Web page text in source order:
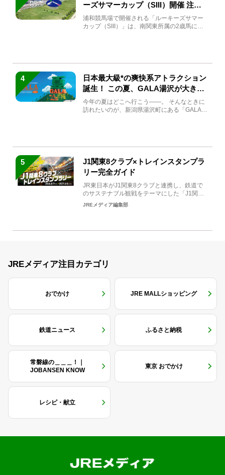
ーズサマーカップ（SIII）開催 注目
馬と見どころをチェック
浦和競馬場で開催される「ルーキーズサマー
カップ（SIII）」は、南関東所属の2歳馬によ
4
日本最大級*の爽快系アトラクション
誕生！ この夏、GALA湯沢が大きく
生まれ変わる
今年の夏はどこへ行こう――。 そんなときに
訪れたいのが、新潟県湯沢町にある「GALA湯
5
J1関東8クラブ×トレインスタンプラ
リー完全ガイド
JR東日本がJ1関東8クラブと連携し、鉄道で
のサステナブル観戦をテーマにした「J1関東8
クラブ×トレイン...
JREメディア編集部
JREメディア注目カテゴリ
おでかけ JRE MALLショッピング
鉄道ニュース ふるさと納税
常磐線の＿＿＿！｜
JOBANSEN KNOW
東京 おでかけ
レシピ・献立